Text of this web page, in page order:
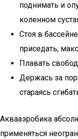
поднимать и
коленном
Стоя в
приседать,
Плавать
Держась за
стараясь
Аквааэробика
применяться